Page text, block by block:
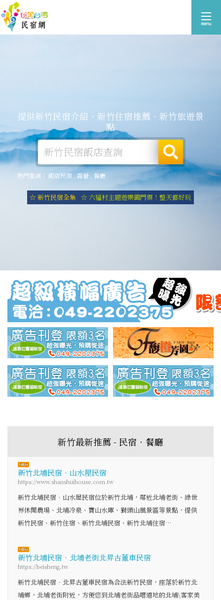
提供新竹民宿介紹、新竹住宿推薦、新竹旅遊景
點
熱門查詢： 飯店民宿 ,露營 餐廳
☆ 新竹民宿全集 ☆ 六福村主題遊樂園門票！整天都好玩
新竹最新推薦 - 民宿‧餐廳
新竹北埔民宿‧山水屋民宿
https://www.shanshuihouse.com.tw
新竹北埔民宿‧山水屋民宿位於新竹北埔，鄰近北埔老街、綠世
界休閒農場、北埔冷泉、寶山水庫、獅頭山風景區等景點，提供
新竹民宿、新竹住宿、新竹北埔民宿、新竹北埔住宿…
新竹北埔民宿‧北埔老街北昇古董車民宿
https://beisheng.tw
新竹北埔民宿‧北昇古董車民宿為合法新竹民宿，座落於新竹北
埔鄉，北埔老街附近，方便您到北埔老街品嚐道地的北埔\客家美